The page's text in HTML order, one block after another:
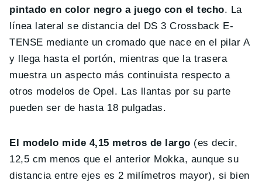
pintado en color negro a juego con el techo. La
línea lateral se distancia del DS 3 Crossback E-
TENSE mediante un cromado que nace en el pilar A
y llega hasta el portón, mientras que la trasera
muestra un aspecto más continuista respecto a
otros modelos de Opel. Las llantas por su parte
pueden ser de hasta 18 pulgadas.
El modelo mide 4,15 metros de largo (es decir,
12,5 cm menos que el anterior Mokka, aunque su
distancia entre ejes es 2 milímetros mayor), si bien